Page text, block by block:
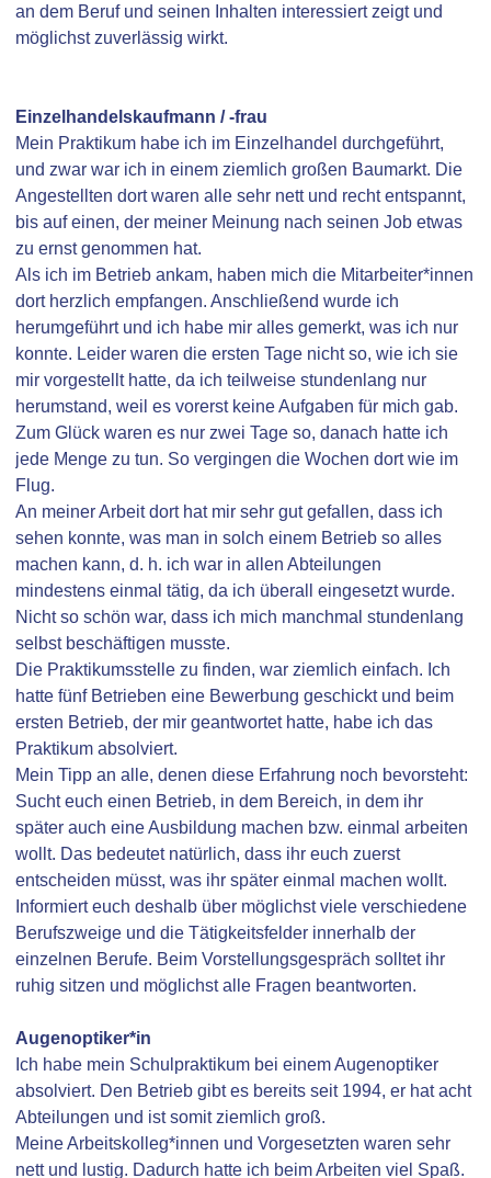
an dem Beruf und seinen Inhalten interessiert zeigt und
möglichst zuverlässig wirkt.
Einzelhandelskaufmann / -frau
Mein Praktikum habe ich im Einzelhandel durchgeführt,
und zwar war ich in einem ziemlich großen Baumarkt. Die
Angestellten dort waren alle sehr nett und recht entspannt,
bis auf einen, der meiner Meinung nach seinen Job etwas
zu ernst genommen hat.
Als ich im Betrieb ankam, haben mich die Mitarbeiter*innen
dort herzlich empfangen. Anschließend wurde ich
herumgeführt und ich habe mir alles gemerkt, was ich nur
konnte. Leider waren die ersten Tage nicht so, wie ich sie
mir vorgestellt hatte, da ich teilweise stundenlang nur
herumstand, weil es vorerst keine Aufgaben für mich gab.
Zum Glück waren es nur zwei Tage so, danach hatte ich
jede Menge zu tun. So vergingen die Wochen dort wie im
Flug.
An meiner Arbeit dort hat mir sehr gut gefallen, dass ich
sehen konnte, was man in solch einem Betrieb so alles
machen kann, d. h. ich war in allen Abteilungen
mindestens einmal tätig, da ich überall eingesetzt wurde.
Nicht so schön war, dass ich mich manchmal stundenlang
selbst beschäftigen musste.
Die Praktikumsstelle zu finden, war ziemlich einfach. Ich
hatte fünf Betrieben eine Bewerbung geschickt und beim
ersten Betrieb, der mir geantwortet hatte, habe ich das
Praktikum absolviert.
Mein Tipp an alle, denen diese Erfahrung noch bevorsteht:
Sucht euch einen Betrieb, in dem Bereich, in dem ihr
später auch eine Ausbildung machen bzw. einmal arbeiten
wollt. Das bedeutet natürlich, dass ihr euch zuerst
entscheiden müsst, was ihr später einmal machen wollt.
Informiert euch deshalb über möglichst viele verschiedene
Berufszweige und die Tätigkeitsfelder innerhalb der
einzelnen Berufe. Beim Vorstellungsgespräch solltet ihr
ruhig sitzen und möglichst alle Fragen beantworten.
Augenoptiker*in
Ich habe mein Schulpraktikum bei einem Augenoptiker
absolviert. Den Betrieb gibt es bereits seit 1994, er hat acht
Abteilungen und ist somit ziemlich groß.
Meine Arbeitskolleg*innen und Vorgesetzten waren sehr
nett und lustig. Dadurch hatte ich beim Arbeiten viel Spaß.